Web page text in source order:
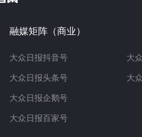
融媒矩阵（商业）
大众日报抖音号
大众日报头条号
大众日报企鹅号
大众日报百家号
大
大